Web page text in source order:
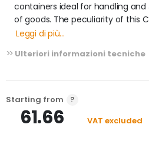
containers ideal for handling
of goods. The peculiarity of this
be folded, thanks to the
- Can be stored outdoors
- Stackable, forkable with or
- External dimensions:
1120x920xh654 mm
Leggi di più...
Ulteriori informazioni tecniche
Starting from
61.66 VAT excluded